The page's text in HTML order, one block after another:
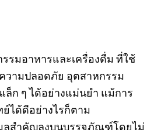
รมอาหารและเครื่องดื่ม ที่ใช้
ามปลอดภัย อุตสาหกรรม
ก ๆ ได้อย่างแม่นยำ แม้การ
ได้ดีอย่างไรก็ตาม
มูลสำคัญลงบนบรรจุภัณฑ์โดยไม่